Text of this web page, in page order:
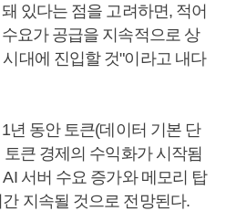
있다는 점을 고려하면, 적어
요가 공급을 지속적으로 상
대에 진입할 것"이라고 내다
년 동안 토큰(데이터 기본 단
큰 경제의 수익화가 시작됨
서버 수요 증가와 메모리 탑
지속될 것으로 전망된다.